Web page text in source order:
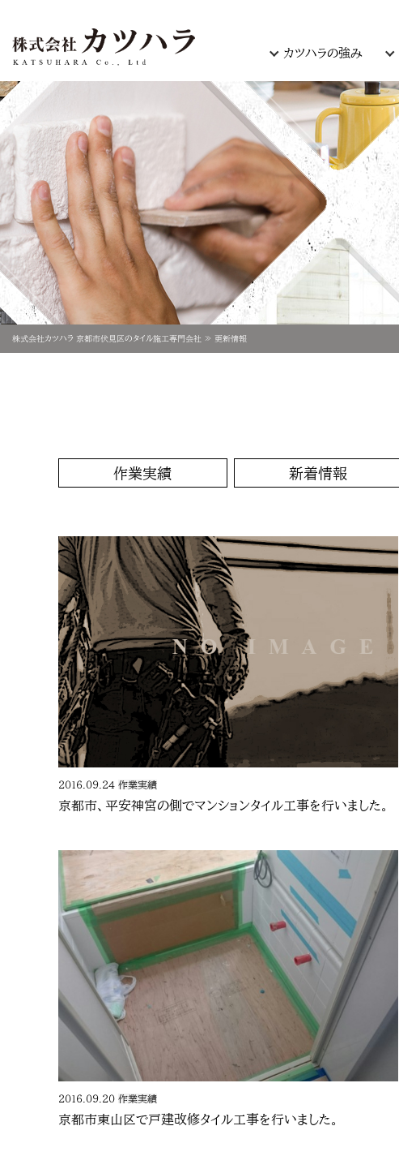
カツハラの強み
株式会社カツハラ 京都市伏見区のタイル施工専門会社 更新情報
作業実績 新着情報
2016.09.24 作業実績
京都市、平安神宮の側でマンションタイル工事を行いました。
2016.09.20 作業実績
京都市東山区で戸建改修タイル工事を行いました。